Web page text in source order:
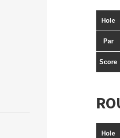
Hole
Par
Score
Hole